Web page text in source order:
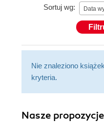
Sortuj wg: Data
Nie znaleziono
kryteria.
Nasze